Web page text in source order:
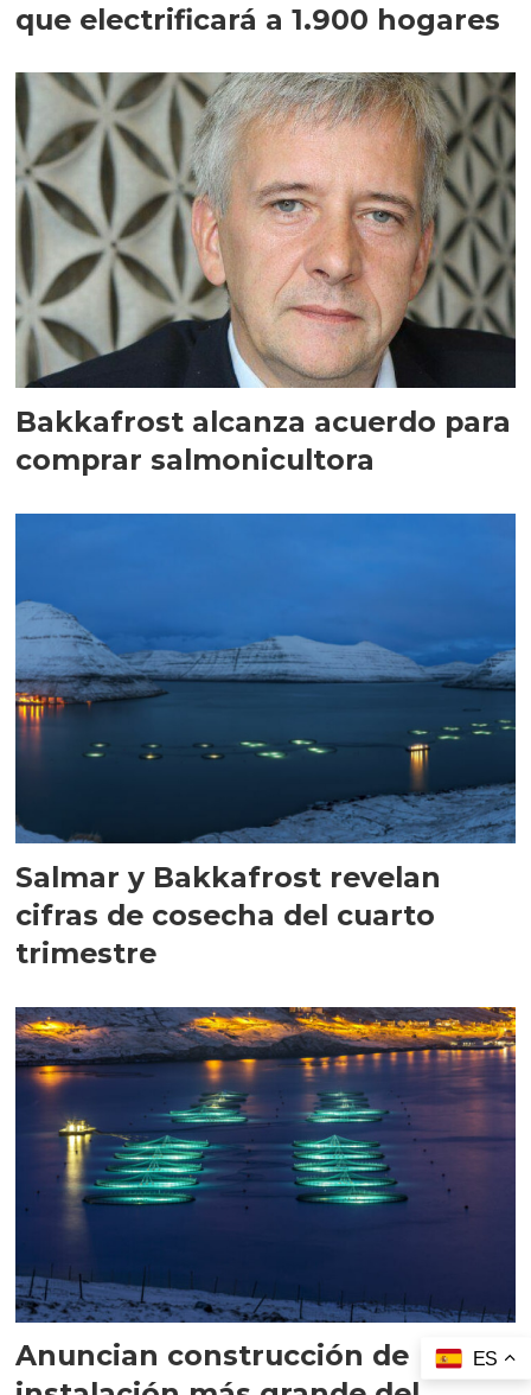
que electrificará a 1.900 hogares
Bakkafrost alcanza acuerdo para
comprar salmonicultora
Salmar y Bakkafrost revelan
cifras de cosecha del cuarto
trimestre
Anuncian construcción de
ES